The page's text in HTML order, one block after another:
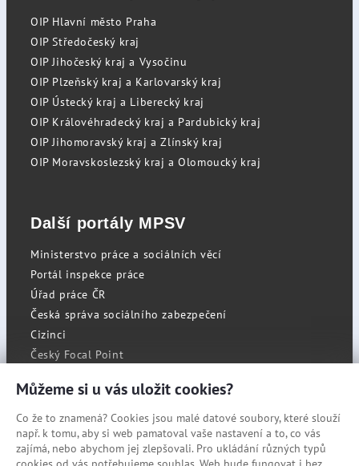
OIP Hlavní město Praha
OIP Středočeský kraj
OIP Jihočeský kraj a Vysočinu
OIP Plzeňský kraj a Karlovarský kraj
OIP Ústecký kraj a Liberecký kraj
OIP Královéhradecký kraj a Pardubický kraj
OIP Jihomoravský kraj a Zlínský kraj
OIP Moravskoslezský kraj a Olomoucký kraj
Další portály MPSV
Ministerstvo práce a sociálních věcí
Portál inspekce práce
Úřad práce ČR
Česká správa sociálního zabezpečení
Cizinci
Český Focal Point
RSS
Cookies
Můžeme si u vás uložit cookies?
Co že to znamená? Cookies jsou malé datové soubory, které slouží
např. k tomu, aby si web pamatoval vaše nastavení a to, co vás
zajímá, nebo abychom jej zlepšovali. Pro ukládání různých typů